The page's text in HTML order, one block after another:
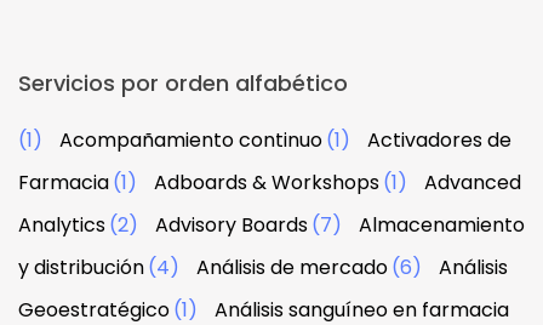
Servicios por orden alfabético
(1) Acompañamiento continuo(1)
Activadores de
Farmacia(1) Adboards & Workshops(1)
Advanced
Analytics(2) Advisory Boards(7)
Almacenamiento
y distribución(4) Análisis de mercado(6)
Análisis
Geoestratégico(1)
Análisis sanguíneo en farmacia